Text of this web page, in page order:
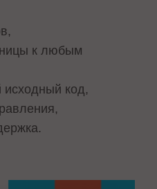
к любым
исходный код,